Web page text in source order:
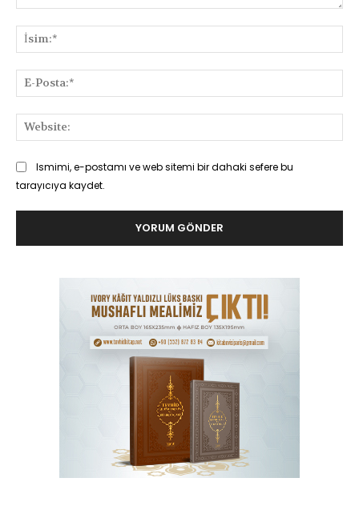
Ismimi, e-postamı ve web sitemi bir dahaki sefere bu
tarayıcıya kaydet.